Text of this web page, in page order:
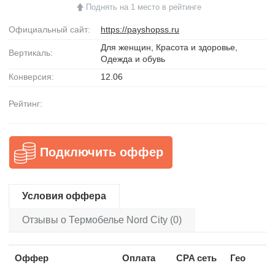
Поднять на 1 место в рейтинге
Официальный сайт: https://payshopss.ru
Вертикаль:
Для женщин, Красота и здоровье,
Одежда и обувь
Конверсия:
12.06
Рейтинг:
Подключить оффер
Условия оффера
Отзывы о Термобелье Nord City (0)
Оффер Оплата CPA сеть Гео